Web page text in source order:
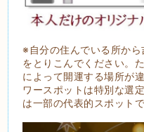
※自分の住んでいる所か
をとりこんでください。
によって開運する場所が
ワースポットは特別な選
は一部の代表的スポットで